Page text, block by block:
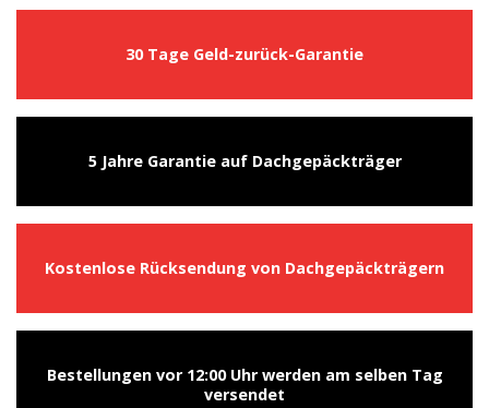
30 Tage Geld-zurück-Garantie
5 Jahre Garantie auf Dachgepäckträger
Kostenlose Rücksendung von Dachgepäckträgern
Bestellungen vor 12:00 Uhr werden am selben Tag
versendet